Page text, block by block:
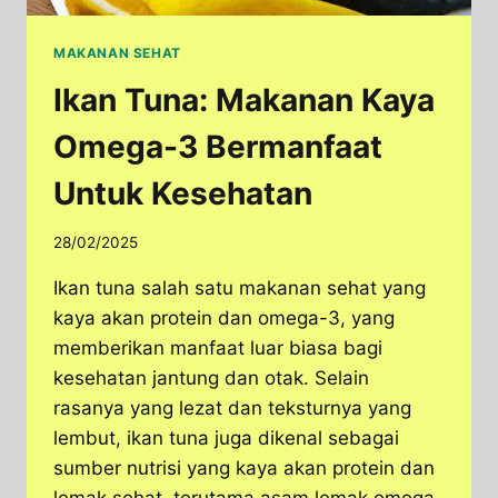
MAKANAN SEHAT
Ikan Tuna: Makanan Kaya
Omega-3 Bermanfaat
Untuk Kesehatan
28/02/2025
Ikan tuna salah satu makanan sehat yang
kaya akan protein dan omega-3, yang
memberikan manfaat luar biasa bagi
kesehatan jantung dan otak. Selain
rasanya yang lezat dan teksturnya yang
lembut, ikan tuna juga dikenal sebagai
sumber nutrisi yang kaya akan protein dan